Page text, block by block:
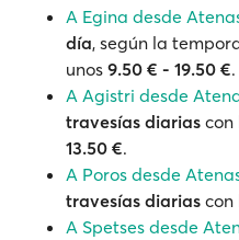
A Egina desde
día, según la
unos 9.50 € - 19.50 €.
A Agistri desde
travesías diarias con
13.50 €.
A Poros desde
travesías diarias con
A Spetses desde